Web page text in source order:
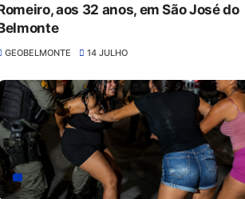
aos 32 anos, em São José do
GEOBELMONTE 14 JULHO